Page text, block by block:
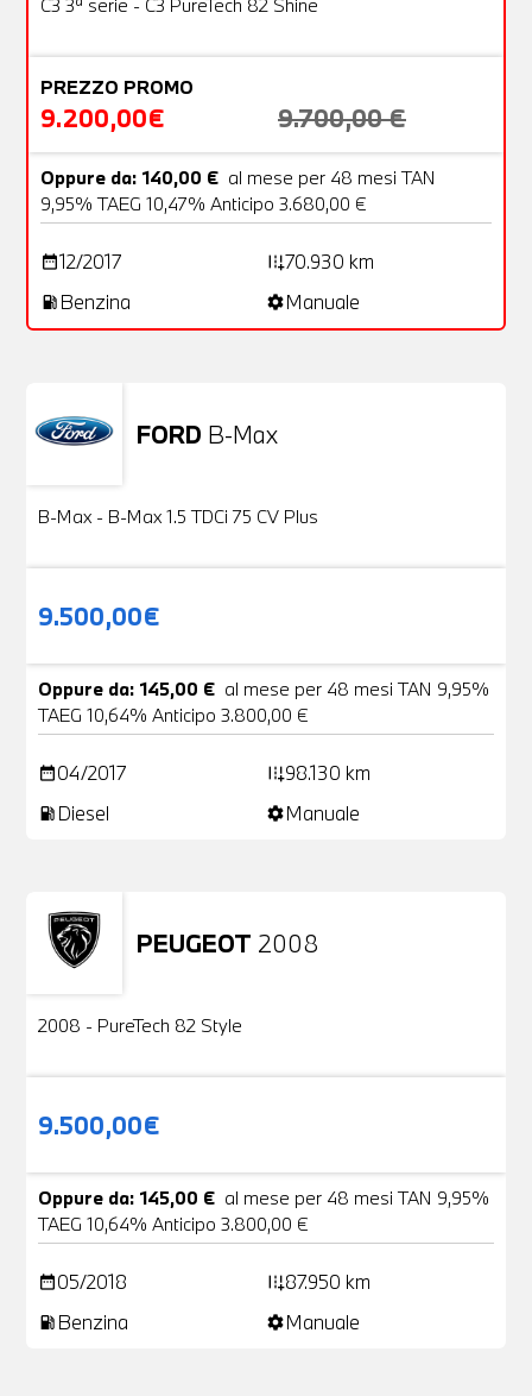
PREZZO PROMO
9.200,00€ 9.700,00 €
Oppure da: 140,00 € al mese per 48 mesi TAN
9,95% TAEG 10,47% Anticipo 3.680,00 €
date_range12/2017 add_road70.930 km
local_gas_station Benzina settingsManuale
FORD B-Max
B-Max - B-Max 1.5 TDCi 75 CV Plus
9.500,00€
Oppure da: 145,00 € al mese per 48 mesi TAN 9,95%
TAEG 10,64% Anticipo 3.800,00 €
date_range04/2017 add_road98.130 km
local_gas_station Diesel settingsManuale
PEUGEOT 2008
Usato
2008 - PureTech 82 Style
9.500,00€
Oppure da: 145,00 € al mese per 48 mesi TAN 9,95%
TAEG 10,64% Anticipo 3.800,00 €
date_range05/2018 add_road87.950 km
local_gas_station Benzina settingsManuale